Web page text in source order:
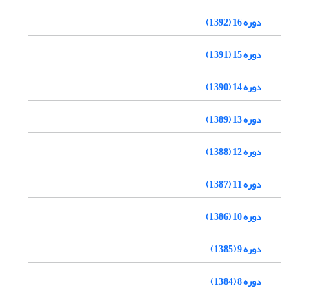
دوره 16 (1392)
دوره 15 (1391)
دوره 14 (1390)
دوره 13 (1389)
دوره 12 (1388)
دوره 11 (1387)
دوره 10 (1386)
دوره 9 (1385)
دوره 8 (1384)